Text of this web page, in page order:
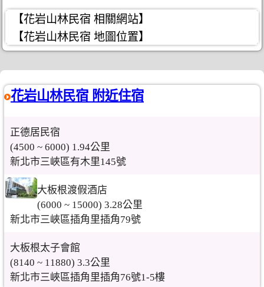
【花岩山林民宿 相關網站】
【花岩山林民宿 地圖位置】
花岩山林民宿 附近住宿
正德居民宿
(4500 ~ 6000) 1.94公里
新北市三峽區有木里145號
大板根渡假酒店
(6000 ~ 15000) 3.28公里
新北市三峽區插角里插角79號
大板根太子會館
(8140 ~ 11880) 3.3公里
新北市三峽區插角里插角76號1-5樓